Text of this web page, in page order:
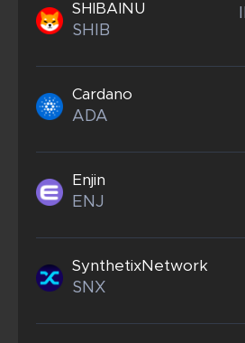
SHIBAINU
SHIB
Cardano
ADA
Enjin
ENJ
SynthetixNetwork
SNX